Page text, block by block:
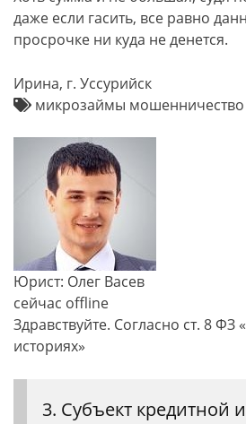
даже если гасить, все равно
просрочке ни куда не денется.
Ирина, г. Уссурийск
микрозаймы мошенничество
Юрист: Олег Васев
сейчас offline
Здравствуйте. Согласно ст. 8 ФЗ
историях»
3. Субъект кредитной